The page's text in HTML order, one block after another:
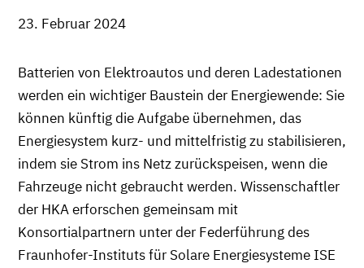
23. Februar 2024
Batterien von Elektroautos und deren Ladestationen
werden ein wichtiger Baustein der Energiewende: Sie
können künftig die Aufgabe übernehmen, das
Energiesystem kurz- und mittelfristig zu stabilisieren,
indem sie Strom ins Netz zurückspeisen, wenn die
Fahrzeuge nicht gebraucht werden. Wissenschaftler
der HKA erforschen gemeinsam mit
Konsortialpartnern unter der Federführung des
Fraunhofer-Instituts für Solare Energiesysteme ISE